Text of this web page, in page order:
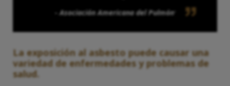
- Asociación Americana del Pulmón4
La exposición al asbesto puede causar una
variedad de enfermedades y problemas de
salud.